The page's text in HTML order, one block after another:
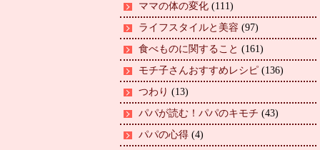
ママの体の変化 (111)
ライフスタイルと美容 (97)
食べものに関すること (161)
モチ子さんおすすめレシピ (136)
つわり (13)
パパが読む！パパのキモチ (43)
パパの心得 (4)